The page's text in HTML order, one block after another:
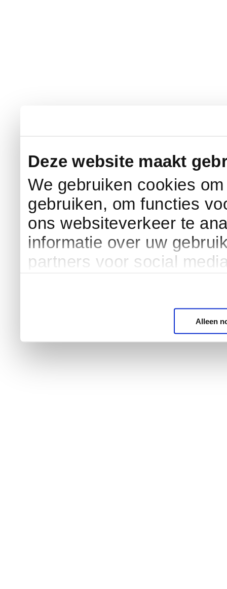
Deze website maakt
We gebruiken cookies
gebruiken, om functies
ons websiteverkeer te
informatie over uw
partners voor social
Alleen